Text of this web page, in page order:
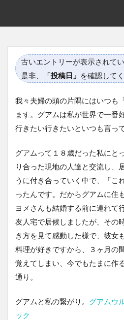
古いエントリーが表示されて
是非、
「投稿日」 を確認して
我々夫婦の頭の片隅にはいつも
ます。グアムは私が世界で一番
行きたい行きたいといつも言っ
グアムって１８歳だった私にと
り合った現地の人達と交流し、
うに付き合っていく中で、「こ
ったんです。だからグアムに住
ヨメさんも結婚する前に連れて
友人宅で居候しましたが、その
き方を見て感動した様で、彼女
料理が好きですから、３ヶ月の
覚えてしまい、今でもたまに作
通り。
グアムと私の繋がり。 グアム
ック